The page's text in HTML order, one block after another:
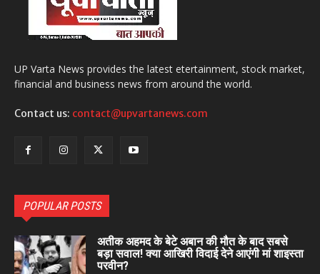
UP Varta News provides the latest etertainment, stock market,
financial and business news from around the world.
Contact us: contact@upvartanews.com
POPULAR POSTS
अतीक अहमद के बेटे अबान की मौत के बाद सबसे
बड़ा सवाल! क्या आखिरी विदाई देने आएंगी मां शाइस्ता
परवीन?